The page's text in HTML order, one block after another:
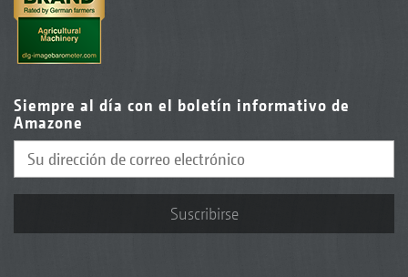
Siempre al día con el boletín informativo de
Amazone
Suscribirse